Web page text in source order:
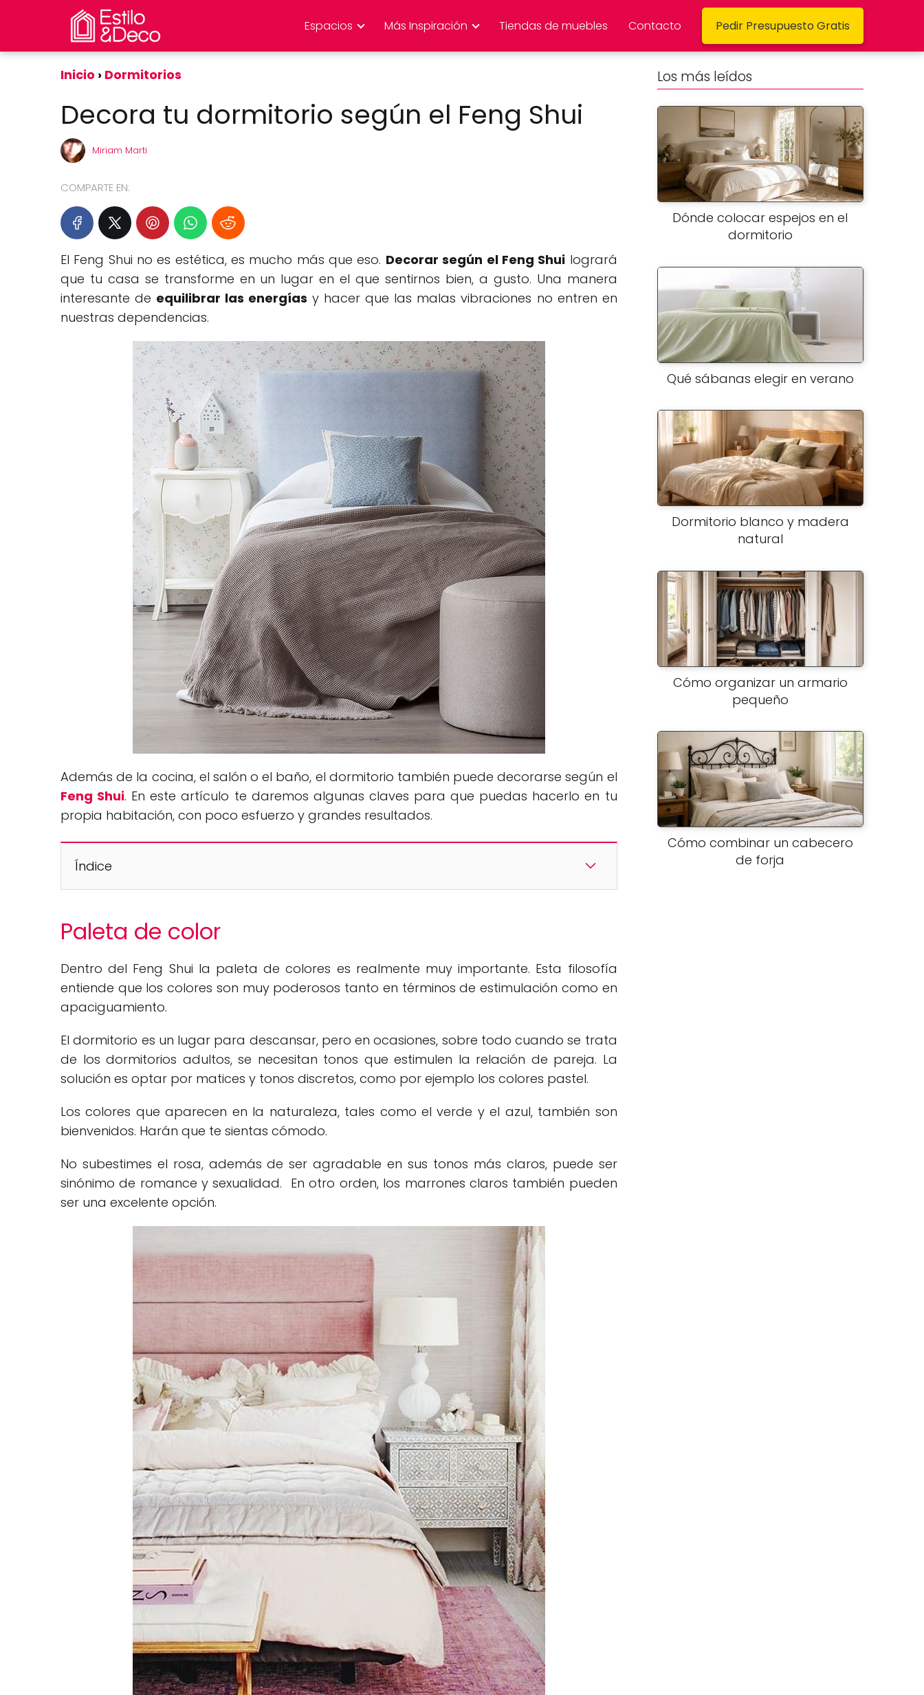
Espacios Más Inspiración Tiendas de muebles Contacto Pedir Presupuesto Gratis
Inicio Dormitorios
Decora tu dormitorio según el Feng Shui
Miriam Marti
COMPARTE EN:
El Feng Shui no es estética, es mucho más que eso. Decorar según el Feng Shui logrará
que tu casa se transforme en un lugar en el que sentirnos bien, a gusto. Una manera
interesante de equilibrar las energías y hacer que las malas vibraciones no entren en
nuestras dependencias.
Además de la cocina, el salón o el baño, el dormitorio también puede decorarse según el
Feng Shui. En este artículo te daremos algunas claves para que puedas hacerlo en tu
propia habitación, con poco esfuerzo y grandes resultados.
Índice
Paleta de color
Dentro del Feng Shui la paleta de colores es realmente muy importante. Esta filosofía
entiende que los colores son muy poderosos tanto en términos de estimulación como en
apaciguamiento.
El dormitorio es un lugar para descansar, pero en ocasiones, sobre todo cuando se trata
de los dormitorios adultos, se necesitan tonos que estimulen la relación de pareja. La
solución es optar por matices y tonos discretos, como por ejemplo los colores pastel.
Los colores que aparecen en la naturaleza, tales como el verde y el azul, también son
bienvenidos. Harán que te sientas cómodo.
No subestimes el rosa, además de ser agradable en sus tonos más claros, puede ser
sinónimo de romance y sexualidad. En otro orden, los marrones claros también pueden
ser una excelente opción.
Los más leídos
Dónde colocar espejos en el
dormitorio
Qué sábanas elegir en verano
Dormitorio blanco y madera
natural
Cómo organizar un armario
pequeño
Cómo combinar un cabecero
de forja